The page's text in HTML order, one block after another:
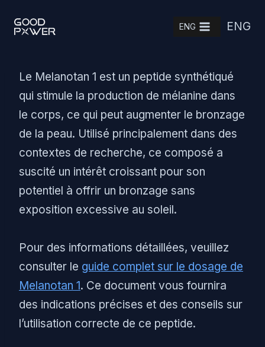
ENG ENG
Le Melanotan 1 est un peptide synthétiqué
qui stimule la production de mélanine dans
le corps, ce qui peut augmenter le bronzage
de la peau. Utilisé principalement dans des
contextes de recherche, ce composé a
suscité un intérêt croissant pour son
potentiel à offrir un bronzage sans
exposition excessive au soleil.
Pour des informations détaillées, veuillez
consulter le guide complet sur le dosage de
Melanotan 1. Ce document vous fournira
des indications précises et des conseils sur
l’utilisation correcte de ce peptide.